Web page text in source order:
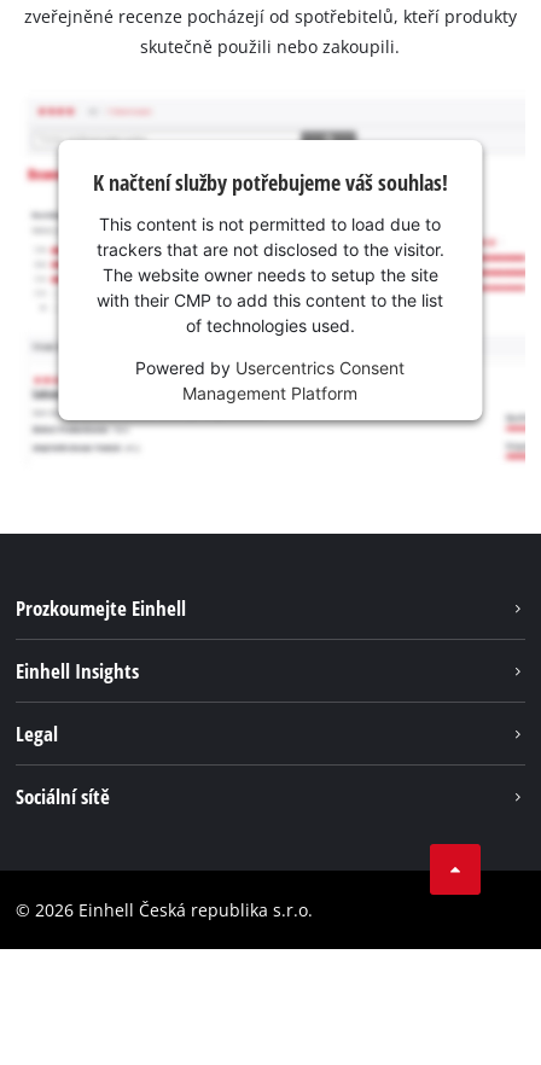
zveřejněné recenze pocházejí od spotřebitelů, kteří produkty
skutečně použili nebo zakoupili.
K načtení služby potřebujeme váš souhlas!
This content is not permitted to load due to
trackers that are not disclosed to the visitor.
The website owner needs to setup the site
with their CMP to add this content to the list
of technologies used.
Powered by Usercentrics Consent
Management Platform
Prozkoumejte Einhell
Systém akumulátorů
Einhell Insights
Legal
Prohlášení o přístupnosti
Sociální sítě
Instagram
© 2026 Einhell Česká republika s.r.o.